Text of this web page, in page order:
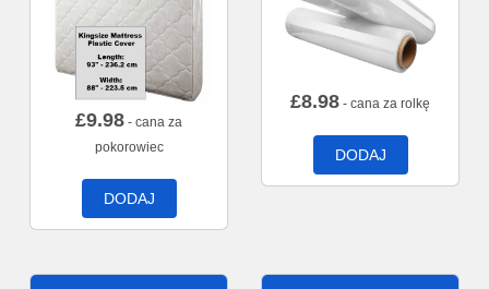
£9.98 - cana za
pokorowiec
DODAJ
£8.98 - cana za rolkę
DODAJ